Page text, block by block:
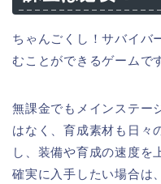
ちゃんごくし！サバイバ
むことができるゲームで
無課金でもメインステー
はなく、育成素材も日々
し、装備や育成の速度を
確実に入手したい場合は